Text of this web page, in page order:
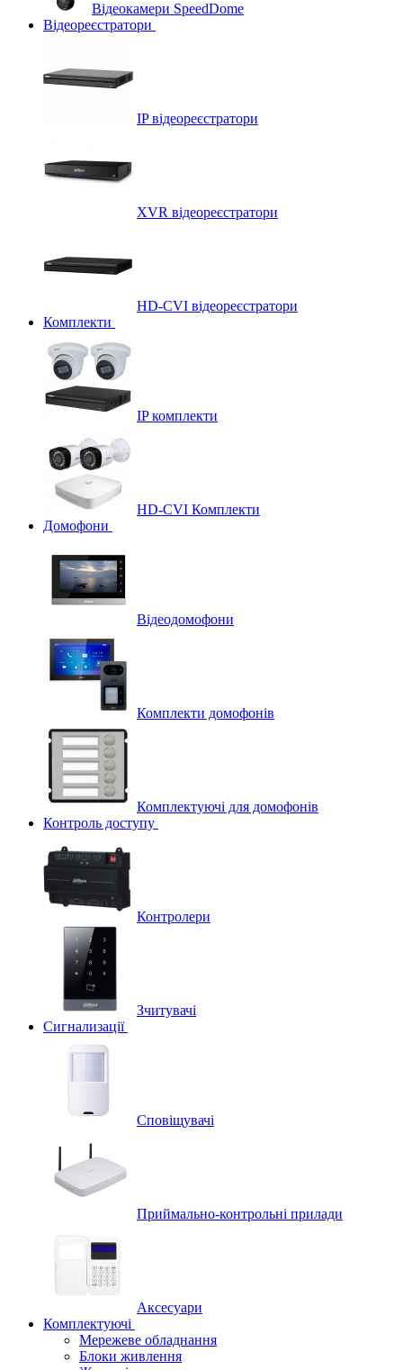
Відеокамери SpeedDome
Відеореєстратори
IP відеореєстратори
XVR відеореєстратори
HD-CVI відеореєстратори
Комплекти
IP комплекти
HD-CVI Комплекти
Домофони
Відеодомофони
Комплекти домофонів
Комплектуючі для домофонів
Контроль доступу
Контролери
Зчитувачі
Сигнализації
Сповіщувачі
Приймально-контрольні прилади
Аксесуари
Комплектуючі
Мережеве обладнання
Блоки живлення